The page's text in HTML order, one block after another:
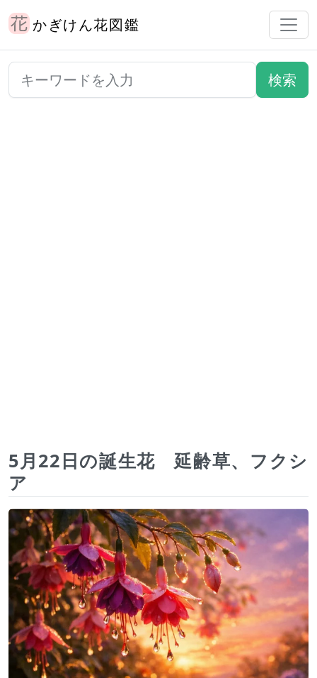
かぎけん花図鑑
5月22日の誕生花 延齢草、フクシ
ア